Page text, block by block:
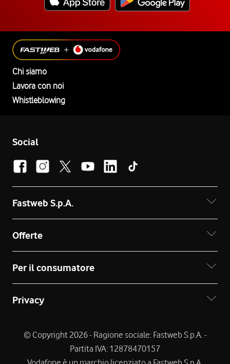
Chi siamo
Lavora con noi
Whistleblowing
Social
Fastweb S.p.A.
Offerte
Per il consumatore
Privacy
© Copyright 2026 - Ragione sociale: Fastweb S.p.A. -
Partita IVA: 12878470157